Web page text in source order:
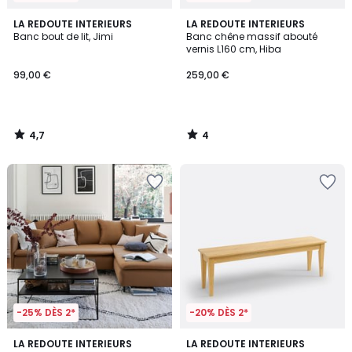
LA REDOUTE INTERIEURS
Banc bout de lit, Jimi
99,00 €
4,7
/ 5
4,7
/
LA REDOUTE INTERIEURS
Banc chêne massif abouté
vernis L160 cm, Hiba
259,00 €
4
/
5
4
/
-25% DÈS 2*
LA REDOUTE INTERIEURS
4,5
-20% DÈS 2*
LA REDOUTE INTERIEURS
4,7